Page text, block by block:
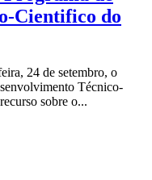
Cientifico do
24 de setembro, o
Técnico-
sobre o...